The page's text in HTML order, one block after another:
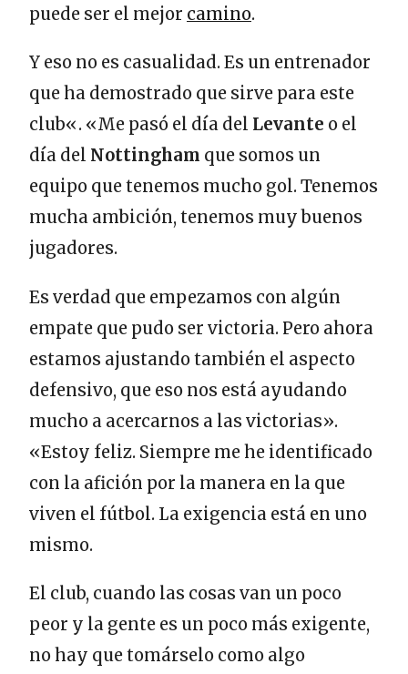
puede ser el mejor camino.
Y eso no es casualidad. Es un entrenador
que ha demostrado que sirve para este
club«. «Me pasó el día del Levante o el
día del Nottingham que somos un
equipo que tenemos mucho gol. Tenemos
mucha ambición, tenemos muy buenos
jugadores.
Es verdad que empezamos con algún
empate que pudo ser victoria. Pero ahora
estamos ajustando también el aspecto
defensivo, que eso nos está ayudando
mucho a acercarnos a las victorias».
«Estoy feliz. Siempre me he identificado
con la afición por la manera en la que
viven el fútbol. La exigencia está en uno
mismo.
El club, cuando las cosas van un poco
peor y la gente es un poco más exigente,
no hay que tomárselo como algo